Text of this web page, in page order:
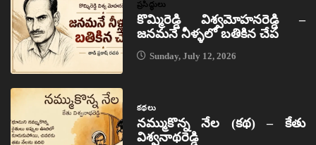
ప్రసిద్ధులు
కొమ్మిరెడ్డి విశ్వమోహనరెడ్డి –
జనమనే నీళ్ళలో బతికిన చేప
Sunday, July 12, 2026
కథలు
నమ్ముకొన్న నేల (కథ) – కేతు
విశ్వనాథరెడ్డి